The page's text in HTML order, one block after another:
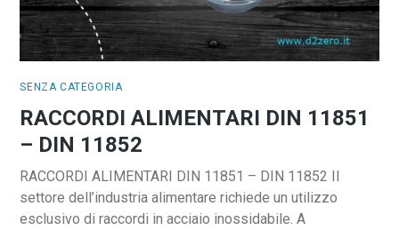
SENZA CATEGORIA
RACCORDI ALIMENTARI DIN 11851
– DIN 11852
RACCORDI ALIMENTARI DIN 11851 – DIN 11852 Il
settore dell’industria alimentare richiede un utilizzo
esclusivo di raccordi in acciaio inossidabile. A